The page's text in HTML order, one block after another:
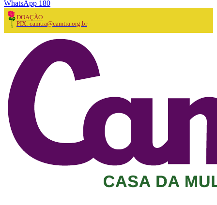
WhatsApp 180
DOAÇÃO
PIX: camtra@camtra.org.br